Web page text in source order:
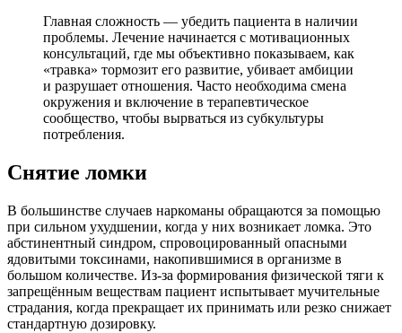
Главная сложность — убедить пациента в наличии
проблемы. Лечение начинается с мотивационных
консультаций, где мы объективно показываем, как
«травка» тормозит его развитие, убивает амбиции
и разрушает отношения. Часто необходима смена
окружения и включение в терапевтическое
сообщество, чтобы вырваться из субкультуры
потребления.
Снятие ломки
В большинстве случаев наркоманы обращаются за помощью
при сильном ухудшении, когда у них возникает ломка. Это
абстинентный синдром, спровоцированный опасными
ядовитыми токсинами, накопившимися в организме в
большом количестве. Из-за формирования физической тяги к
запрещённым веществам пациент испытывает мучительные
страдания, когда прекращает их принимать или резко снижает
стандартную дозировку.